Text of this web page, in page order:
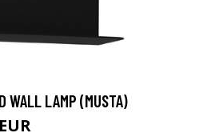
WALL LAMP (MUSTA)